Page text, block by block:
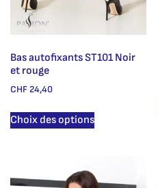
Bas autofixants ST101 Noir
et rouge
CHF 24,40
Choix des options